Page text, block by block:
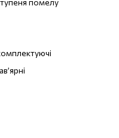
помелу